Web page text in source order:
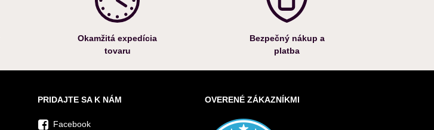
Okamžitá expedícia
tovaru
Bezpečný nákup a
platba
PRIDAJTE SA K NÁM
Facebook
OVERENÉ ZÁKAZNÍKMI